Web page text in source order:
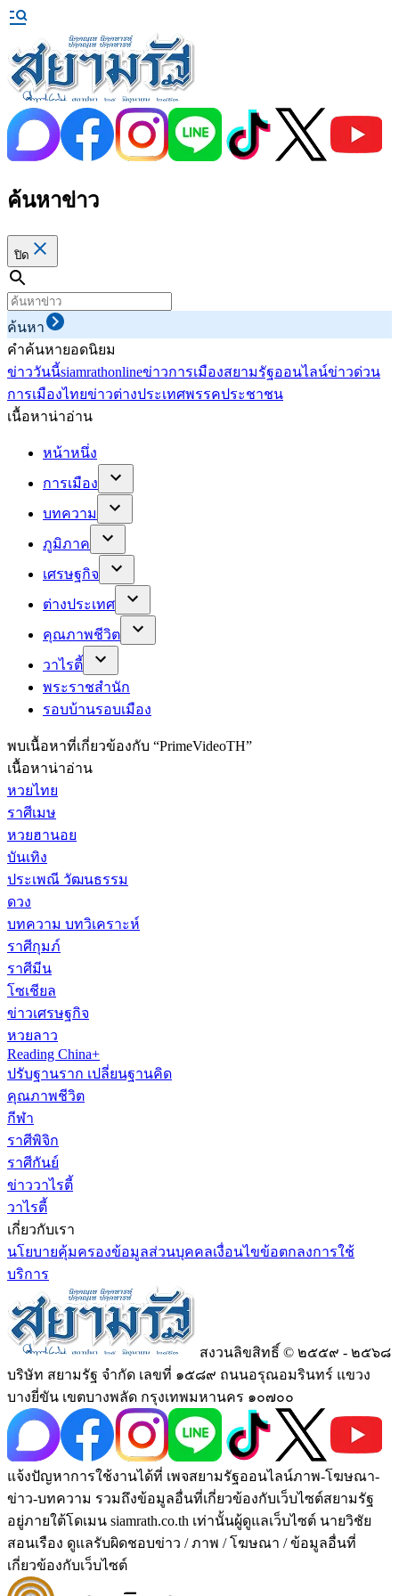
ค้นหาข่าว
ปิด
ค้นหา
คำค้นหายอดนิยม
ข่าววันนี้siamrathonlineข่าวการเมืองสยามรัฐออนไลน์ข่าวด่วน
การเมืองไทยข่าวต่างประเทศพรรคประชาชน
เนื้อหาน่าอ่าน
หน้าหนึ่ง
การเมือง
บทความ
ภูมิภาค
เศรษฐกิจ
ต่างประเทศ
คุณภาพชีวิต
วาไรตี้
พระราชสำนัก
รอบบ้านรอบเมือง
พบเนื้อหาที่เกี่ยวข้องกับ “PrimeVideoTH”
เนื้อหาน่าอ่าน
หวยไทย
ราศีเมษ
หวยฮานอย
บันเทิง
ประเพณี วัฒนธรรม
ดวง
บทความ บทวิเคราะห์
ราศีกุมภ์
ราศีมีน
โซเชียล
ข่าวเศรษฐกิจ
หวยลาว
Reading China+
ปรับฐานราก เปลี่ยนฐานคิด
คุณภาพชีวิต
กีฬา
ราศีพิจิก
ราศีกันย์
ข่าววาไรตี้
วาไรตี้
เกี่ยวกับเรา
นโยบายคุ้มครองข้อมูลส่วนบุคคลเงื่อนไขข้อตกลงการใช้
บริการ
สงวนลิขสิทธิ์ © ๒๕๕๙ - ๒๕๖๘
บริษัท สยามรัฐ จำกัด เลขที่ ๑๕๘๙ ถนนอรุณอมรินทร์ แขวง
บางยี่ขัน เขตบางพลัด กรุงเทพมหานคร ๑๐๗๐๐
แจ้งปัญหาการใช้งานได้ที่ เพจสยามรัฐออนไลน์ภาพ-โฆษณา-
ข่าว-บทความ รวมถึงข้อมูลอื่นที่เกี่ยวข้องกับเว็บไซต์สยามรัฐ
อยู่ภายใต้โดเมน siamrath.co.th เท่านั้นผู้ดูแลเว็บไซต์ นายวิชัย
สอนเรือง ดูแลรับผิดชอบข่าว / ภาพ / โฆษณา / ข้อมูลอื่นที่
เกี่ยวข้องกับเว็บไซต์